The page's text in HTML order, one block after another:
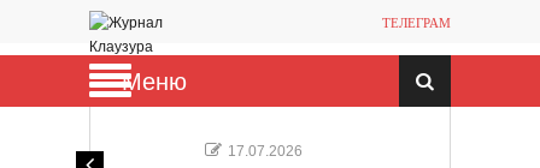
ТЕЛЕГРАМ
Меню
17.07.2026